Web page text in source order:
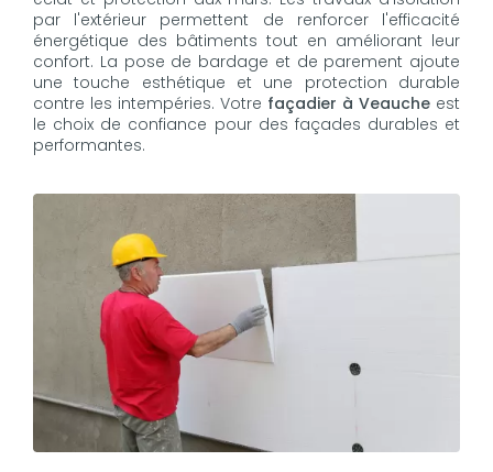
par l'extérieur permettent de renforcer l'efficacité
énergétique des bâtiments tout en améliorant leur
confort. La pose de bardage et de parement ajoute
une touche esthétique et une protection durable
contre les intempéries. Votre façadier à Veauche est
le choix de confiance pour des façades durables et
performantes.